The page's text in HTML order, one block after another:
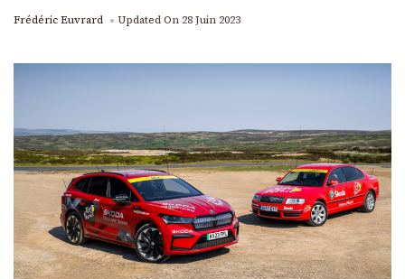
Frédéric Euvrard Updated On 28 Juin 2023